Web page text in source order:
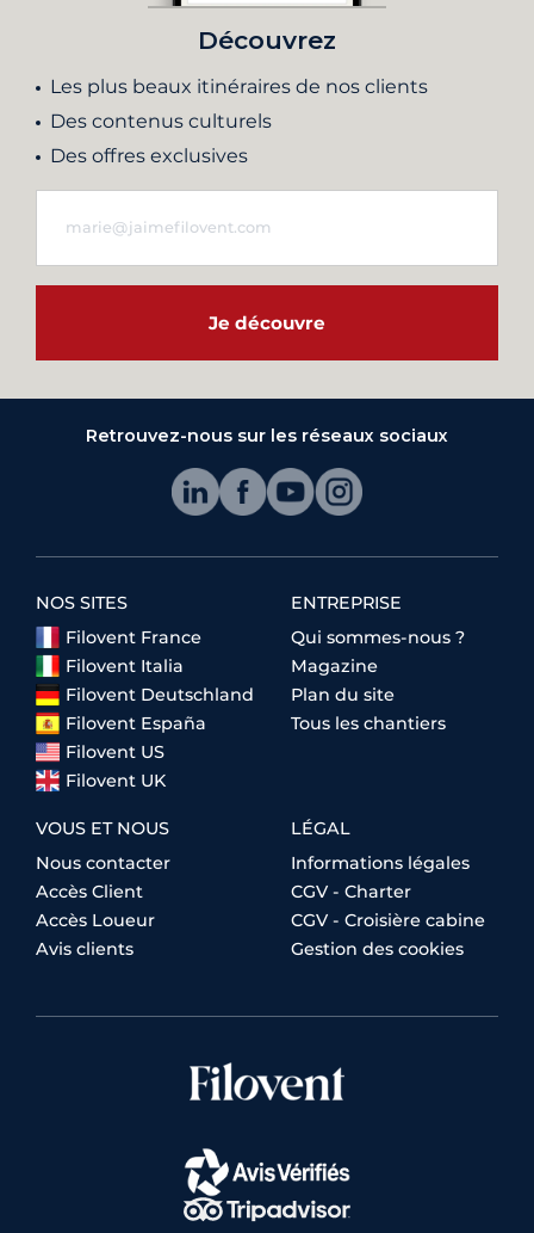
Découvrez
Les plus beaux itinéraires de nos clients
Des contenus culturels
Des offres exclusives
Je découvre
Retrouvez-nous sur les réseaux sociaux
NOS SITES
Filovent France
Filovent Italia
Filovent Deutschland
Filovent España
Filovent US
Filovent UK
ENTREPRISE
Qui sommes-nous ?
Magazine
Plan du site
Tous les chantiers
VOUS ET NOUS
Nous contacter
Accès Client
Accès Loueur
Avis clients
LÉGAL
Informations légales
CGV - Charter
CGV - Croisière cabine
Gestion des cookies